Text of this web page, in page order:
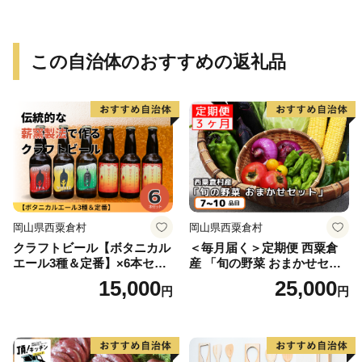
この自治体のおすすめの返礼品
岡山県西粟倉村
クラフトビール【ボタニカル
エール3種＆定番】×6本セッ
ト_西粟倉ヒノキ醸造所 Q-M
15,000円
岡山県西粟倉村
＜毎月届く＞定期便 西粟倉
産 「旬の野菜 おまかせセッ
ト」×3_F-FF-B01A25,000円